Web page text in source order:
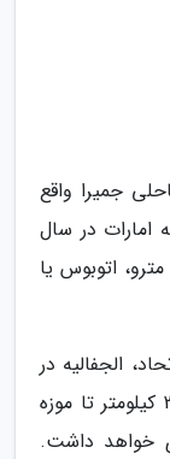
جمیرا واقع
در سال
اتوبوس یا
الجفالیه در
خط قرمز مترو دبی است. این ایستگاه 2.8 کیلومتر تا موزه
پیاده روی خواهد داشت.